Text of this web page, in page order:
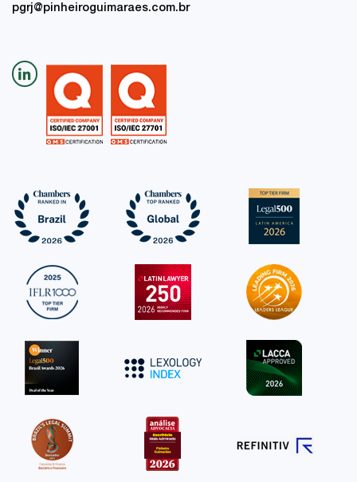
pgrj@pinheiroguimaraes.com.br